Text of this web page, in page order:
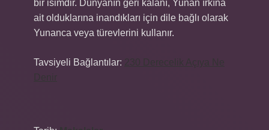
bir isimdir. Dünyanın geri kalanı, Yunan ırkına
ait olduklarına inandıkları için dile bağlı olarak
Yunanca veya türevlerini kullanır.
Tavsiyeli Bağlantılar: